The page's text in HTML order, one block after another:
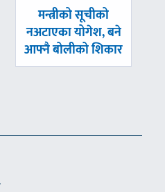
अघिल्लाे
-
मन्त्रीको सूचीको
नअटाएका योगेश, बने
आफ्नै बोलीको शिकार